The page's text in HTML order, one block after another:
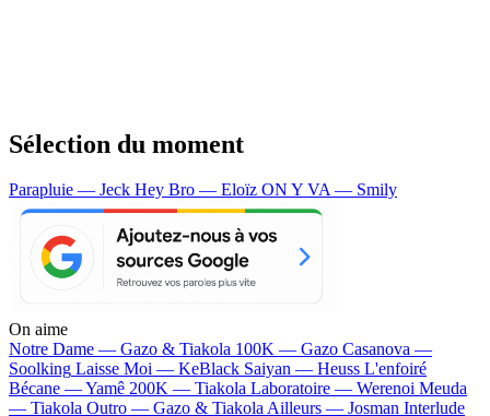
Sélection du moment
Parapluie — Jeck Hey Bro — Eloïz ON Y VA — Smily
On aime
Notre Dame — Gazo & Tiakola 100K — Gazo Casanova —
Soolking Laisse Moi — KeBlack Saiyan — Heuss L'enfoiré
Bécane —Yamê 200K — Tiakola Laboratoire — Werenoi Meuda
— Tiakola Outro — Gazo & TiakolaAilleurs — Josman Interlude